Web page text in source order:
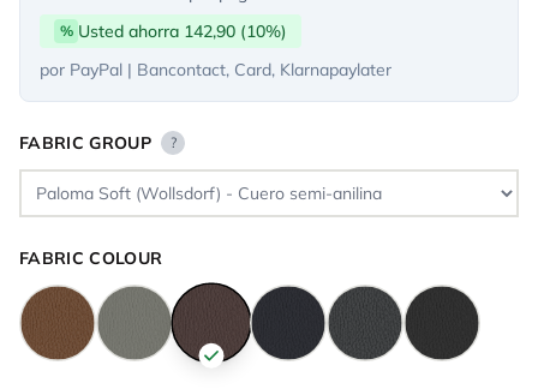
% Usted ahorra 142,90 (10%)
por PayPal | Bancontact, Card, Klarnapaylater
FABRIC GROUP ?
FABRIC COLOUR